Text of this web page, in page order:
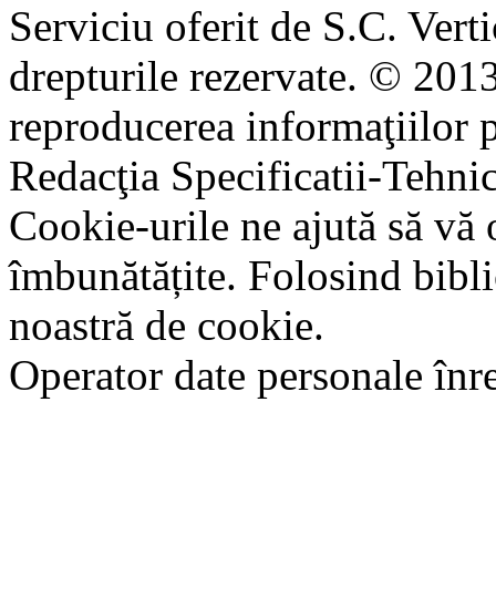
Serviciu oferit de S.C.
drepturile rezervate. ©
reproducerea informaţiilor
Redacţia Specificatii-
Cookie-urile ne ajută să
îmbunătățite. Folosind
noastră de cookie.
Operator date personale